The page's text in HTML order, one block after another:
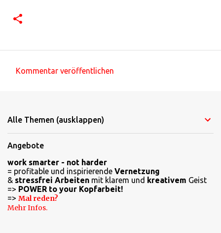
m
n
t
a
r
e
Kommentar veröffentlichen
Alle Themen (ausklappen)
Angebote
work smarter - not harder
= profitable und inspirierende Vernetzung
& stressfrei Arbeiten mit klarem und kreativem Geist
=> POWER to your Kopfarbeit!
=> Mal reden?
Mehr Infos.